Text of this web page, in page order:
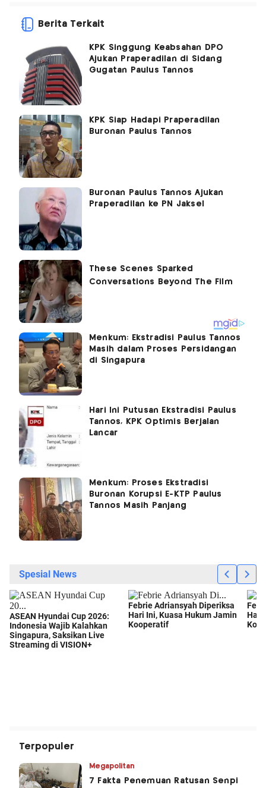
Berita Terkait
KPK Singgung Keabsahan DPO
Ajukan Praperadilan di Sidang
Gugatan Paulus Tannos
KPK Siap Hadapi Praperadilan
Buronan Paulus Tannos
Buronan Paulus Tannos Ajukan
Praperadilan ke PN Jaksel
Menkum: Ekstradisi Paulus Tannos
Masih dalam Proses Persidangan
di Singapura
Hari Ini Putusan Ekstradisi Paulus
Tannos, KPK Optimis Berjalan
Lancar
Menkum: Proses Ekstradisi
Buronan Korupsi E-KTP Paulus
Tannos Masih Panjang
Terpopuler
Megapolitan
7 Fakta Penemuan Ratusan Senpi